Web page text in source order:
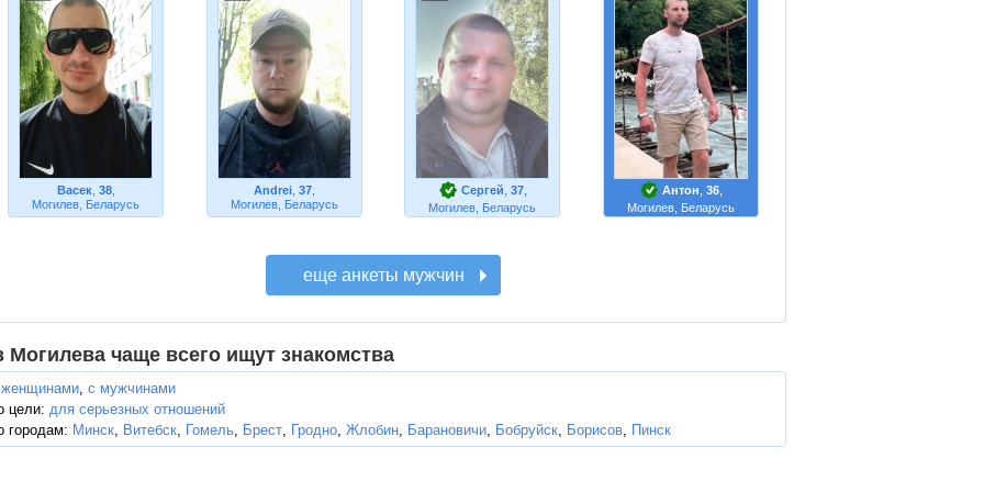
Васек, 38,
Могилев, Беларусь
Andrei, 37,
Могилев, Беларусь
Сергей 37,
Могилев, Беларусь
Антон 36,
Могилев, Беларусь
Могилева чаще всего ищут знакомства
, с мужчинами
цели: для серьезных отношений
городам: Минск, Витебск, Гомель, Брест, Гродно, Жлобин, Барановичи, Бобруйск, Борисов, Пинск